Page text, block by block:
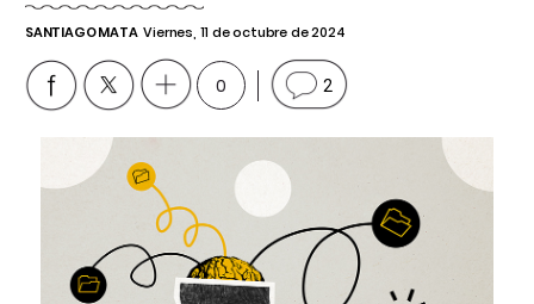
SANTIAGO MATA Viernes, 11 de octubre de 2024
0 2